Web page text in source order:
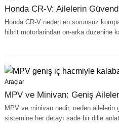
Honda CR-V: Ailelerin
Honda CR-V neden en sorunsuz
hibrit motorlarindan on-arka duzenine
Araçlar
MPV ve Minivan: Geniş
MPV ve minivan nedir, neden
sistemine her detayı sade bir dille